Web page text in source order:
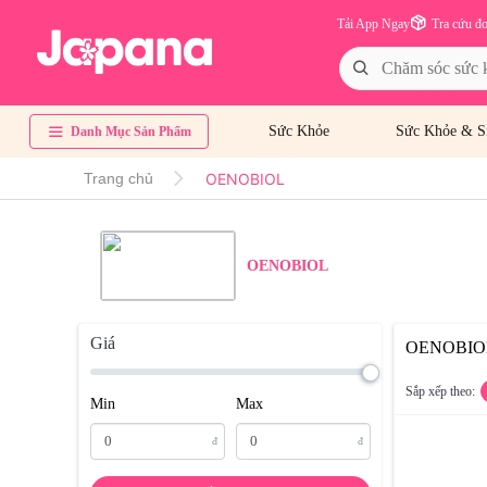
Tra cứu
Tải App Ngay
Danh Mục Sản Phẩm Sức Khỏe Sức Khỏe &
Trang chủ OENOBIOL
OENOBIOL
Giá
Min
đ
Max
đ
Sắp xếp theo: